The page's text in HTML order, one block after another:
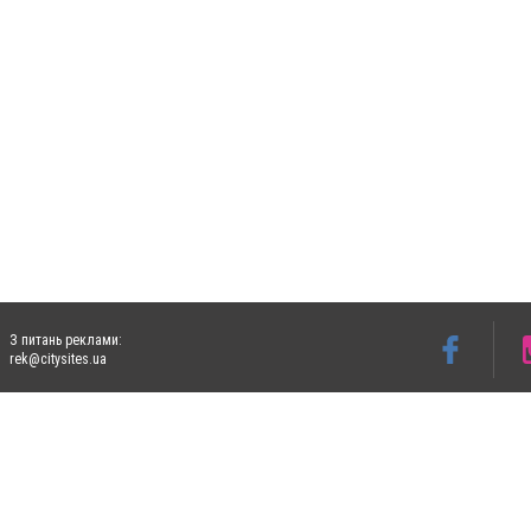
З питань реклами:
rek@citysites.ua